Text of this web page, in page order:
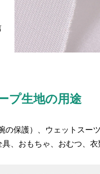
プ生地の用途
保護）、ウェットスー
、おもちゃ、おむつ、衣